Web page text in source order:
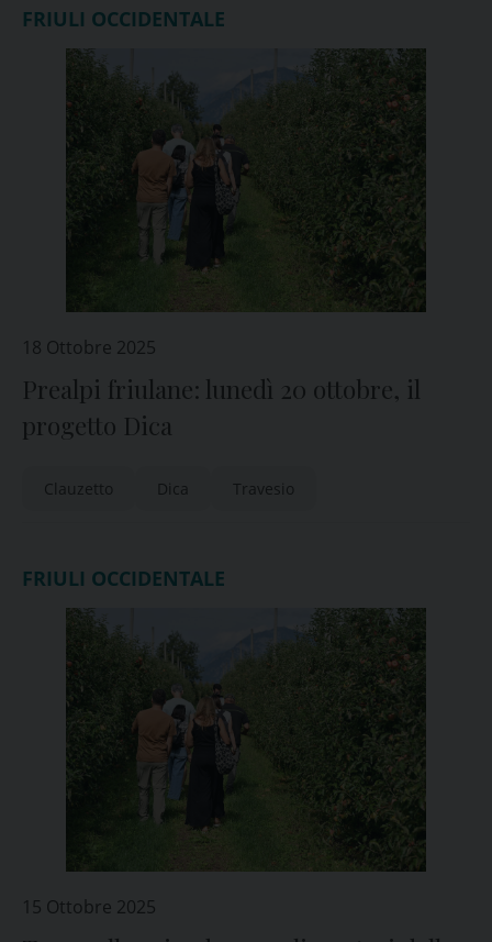
FRIULI OCCIDENTALE
18 Ottobre 2025
Prealpi friulane: lunedì 20 ottobre, il
progetto Dica
Clauzetto Dica Travesio
FRIULI OCCIDENTALE
15 Ottobre 2025